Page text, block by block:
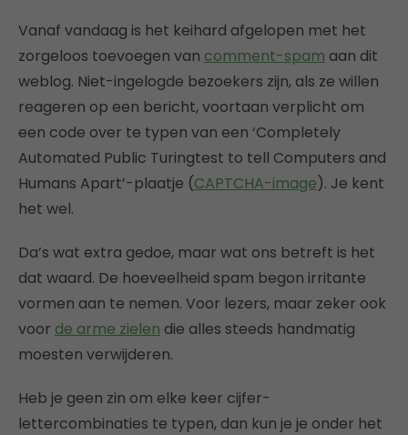
Vanaf vandaag is het keihard afgelopen met het
zorgeloos toevoegen van comment-spam aan dit
weblog. Niet-ingelogde bezoekers zijn, als ze willen
reageren op een bericht, voortaan verplicht om
een code over te typen van een ‘Completely
Automated Public Turingtest to tell Computers and
Humans Apart’-plaatje (CAPTCHA-image). Je kent
het wel.
Da’s wat extra gedoe, maar wat ons betreft is het
dat waard. De hoeveelheid spam begon irritante
vormen aan te nemen. Voor lezers, maar zeker ook
voor de arme zielen die alles steeds handmatig
moesten verwijderen.
Heb je geen zin om elke keer cijfer-
lettercombinaties te typen, dan kun je je onder het